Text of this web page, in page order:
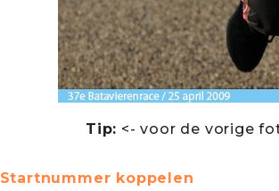
Tip: <- voor de vorige
Startnummer koppelen